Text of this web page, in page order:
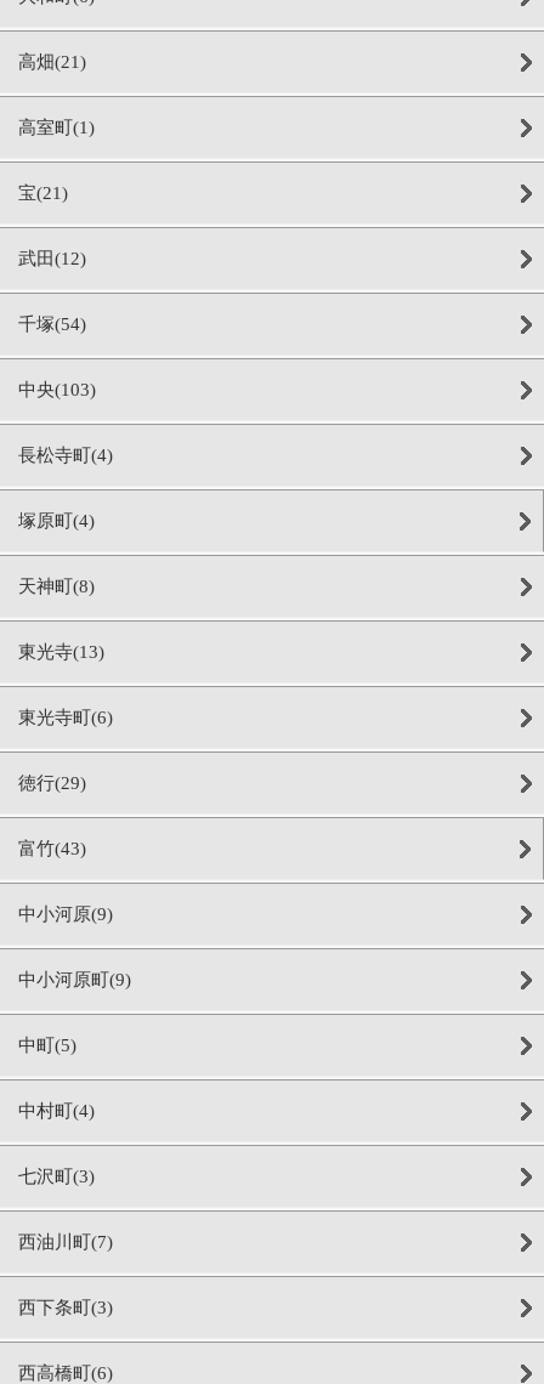
高畑(21)
高室町(1)
宝(21)
武田(12)
千塚(54)
中央(103)
長松寺町(4)
塚原町(4)
天神町(8)
東光寺(13)
東光寺町(6)
徳行(29)
富竹(43)
中小河原(9)
中小河原町(9)
中町(5)
中村町(4)
七沢町(3)
西油川町(7)
西下条町(3)
西高橋町(6)